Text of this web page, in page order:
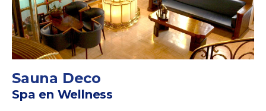
Sauna Deco
Spa en Wellness